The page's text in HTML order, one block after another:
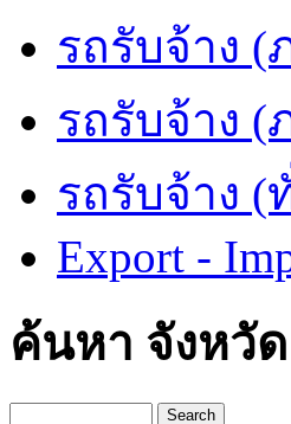
รถรับจ้าง (
รถรับจ้าง
รถรับจ้าง (
Export -
ค้นหา จังหวัด
Search